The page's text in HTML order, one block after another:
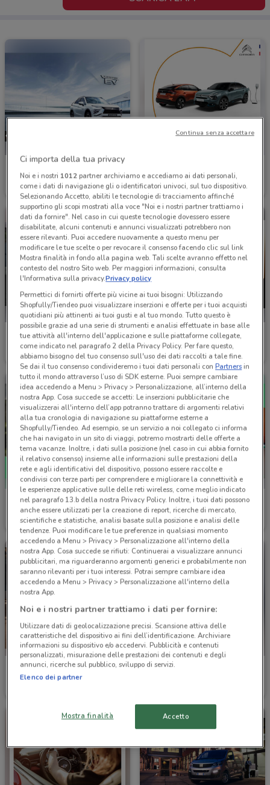
3 km 6.4 km
Audi
7.3 km
Volkswagen
7.3 km
Skoda
Scade il 31/12 7.3 km
Skoda
Scade il 31/12
Skoda BMW
Ci importa della tua privacy
Noi e i nostri 1012partner archiviamo e accediamo ai dati personali,
come i dati di navigazione gli o identificatori univoci, sul tuo dispositivo.
Selezionando Accetto, abiliti le tecnologie di tracciamento affinché
supportino gli scopi mostrati alla voce "Noi e i nostri partner trattiamo i
dati da fornire". Nel caso in cui queste tecnologie dovessero essere
disabilitate, alcuni contenuti e annunci visualizzati potrebbero non
essere rilevanti. Puoi accedere nuovamente a questo menu per
modificare le tue scelte o per revocare il consenso facendo clic sul link
Mostra finalità in fondo alla pagina web. Tali scelte avranno effetto nel
contesto del nostro Sito web. Per maggiori informazioni, consulta
l'Informativa sulla privacy.Privacy policy
Permettici di fornirti offerte più vicine ai tuoi bisogni: Utilizzando
Shopfully/Tiendeo puoi visualizzare inserzioni e offerte per i tuoi acquisti
quotidiani più attinenti ai tuoi gusti e al tuo mondo. Tutto questo è
possibile grazie ad una serie di strumenti e analisi effettuate in base alle
tue attività all'interno dell'applicazione e sulle piattaforme collegate,
come indicato nel paragrafo 2 della Privacy Policy. Per fare questo,
abbiamo bisogno del tuo consenso sull'uso dei dati raccolti a tale fine.
Se dai il tuo consenso condivideremo i tuoi dati personali conPartnersin
tutto il mondo attraverso l’uso di SDK esterne. Puoi sempre cambiare
idea accedendo a Menu > Privacy > Personalizzazione, all’interno della
nostra App. Cosa succede se accetti: Le inserzioni pubblicitarie che
visualizzerai all'interno dell’app potranno trattare di argomenti relativi
alla tua cronologia di navigazione su piattaforme esterne a
Shopfully/Tiendeo. Ad esempio, se un servizio a noi collegato ci informa
che hai navigato in un sito di viaggi, potremo mostrarti delle offerte a
tema vacanze. Inoltre, i dati sulla posizione (nel caso in cui abbia fornito
il relativo consenso) insieme alle informazioni sulle prestazioni della
rete e agli identificativi del dispositivo, possono essere raccolte e
condivisi con terze parti per comprendere e migliorare la connettività e
le esperienze applicative sulle delle reti wireless, come meglio indicato
nel paragrafo 13.b della nostra Privacy Policy. Inoltre, i tuoi dati possono
anche essere utilizzati per la creazione di report, ricerche di mercato,
scientifiche e statistiche, analisi basate sulla posizione e analisi delle
tendenze. Puoi modificare le tue preferenze in qualsiasi momento
accedendo a Menu > Privacy > Personalizzazione all'interno della
nostra App. Cosa succede se rifiuti: Continuerai a visualizzare annunci
pubblicitari, ma riguarderanno argomenti generici e probabilmente non
saranno rilevanti per i tuoi interessi. Potrai sempre cambiare idea
accedendo a Menu > Privacy > Personalizzazione all'interno della
nostra App.
Noi e i nostri partner trattiamo i dati per fornire:
Utilizzare dati di geolocalizzazione precisi. Scansione attiva delle
caratteristiche del dispositivo ai fini dell’identificazione. Archiviare
informazioni su dispositivo e/o accedervi. Pubblicità e contenuti
personalizzati, misurazione delle prestazioni dei contenuti e degli
annunci, ricerche sul pubblico, sviluppo di servizi.
Elenco dei partner
Mostra finalità Accetto
Continua senza accettare